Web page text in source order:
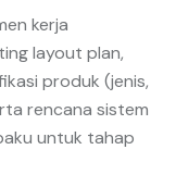
kerja
layout plan,
produk (jenis,
rencana sistem
untuk tahap